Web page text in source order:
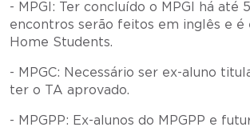
- MPGI: Ter concluído o MPGI há até
encontros serão feitos em inglês e é
Home Students.
- MPGC: Necessário ser ex-aluno
ter o TA aprovado.
- MPGPP: Ex-alunos do MPGPP e